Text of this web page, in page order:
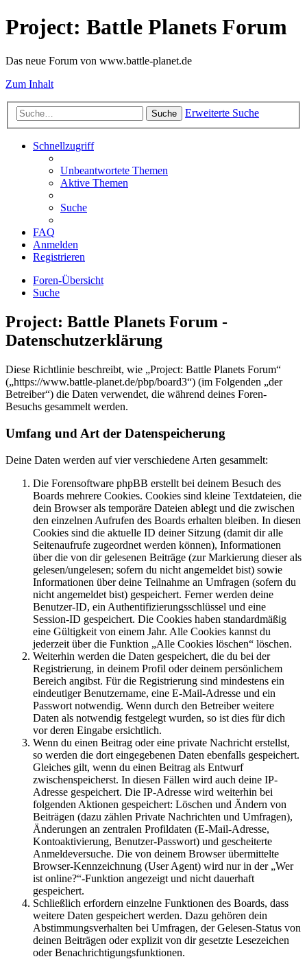
Project: Battle Planets Forum
Das neue Forum von www.battle-planet.de
Zum Inhalt
Suche Erweiterte Suche
Schnellzugriff
Unbeantwortete Themen
Aktive Themen
Suche
FAQ
Anmelden
Registrieren
Foren-Übersicht
Suche
Project: Battle Planets Forum -
Datenschutzerklärung
Diese Richtlinie beschreibt, wie „Project: Battle Planets Forum“
(„https://www.battle-planet.de/pbp/board3“) (im Folgenden „der
Betreiber“) die Daten verwendet, die während deines Foren-
Besuchs gesammelt werden.
Umfang und Art der Datenspeicherung
Deine Daten werden auf vier verschiedene Arten gesammelt:
Die Forensoftware phpBB erstellt bei deinem Besuch des
Boards mehrere Cookies. Cookies sind kleine Textdateien, die
dein Browser als temporäre Dateien ablegt und die zwischen
den einzelnen Aufrufen des Boards erhalten bleiben. In diesen
Cookies sind die aktuelle ID deiner Sitzung (damit dir alle
Seitenaufrufe zugeordnet werden können), Informationen
über die von dir gelesenen Beiträge (zur Markierung dieser als
gelesen/ungelesen; sofern du nicht angemeldet bist) sowie
Informationen über deine Teilnahme an Umfragen (sofern du
nicht angemeldet bist) gespeichert. Ferner werden deine
Benutzer-ID, ein Authentifizierungsschlüssel und eine
Session-ID gespeichert. Die Cookies haben standardmäßig
eine Gültigkeit von einem Jahr. Alle Cookies kannst du
jederzeit über die Funktion „Alle Cookies löschen“ löschen.
Weiterhin werden die Daten gespeichert, die du bei der
Registrierung, in deinem Profil oder deinem persönlichem
Bereich angibst. Für die Registrierung sind mindestens ein
eindeutiger Benutzername, eine E-Mail-Adresse und ein
Passwort notwendig. Wenn durch den Betreiber weitere
Daten als notwendig festgelegt wurden, so ist dies für dich
vor deren Eingabe ersichtlich.
Wenn du einen Beitrag oder eine private Nachricht erstellst,
so werden die dort eingegebenen Daten ebenfalls gespeichert.
Gleiches gilt, wenn du einen Beitrag als Entwurf
zwischenspeicherst. In diesen Fällen wird auch deine IP-
Adresse gespeichert. Die IP-Adresse wird weiterhin bei
folgenden Aktionen gespeichert: Löschen und Ändern von
Beiträgen (dazu zählen Private Nachrichten und Umfragen),
Änderungen an zentralen Profildaten (E-Mail-Adresse,
Kontoaktivierung, Benutzer-Passwort) und gescheiterte
Anmeldeversuche. Die von deinem Browser übermittelte
Browser-Kennzeichnung (User Agent) wird nur in der „Wer
ist online?“-Funktion angezeigt und nicht dauerhaft
gespeichert.
Schließlich erfordern einzelne Funktionen des Boards, dass
weitere Daten gespeichert werden. Dazu gehören dein
Abstimmungsverhalten bei Umfragen, der Gelesen-Status von
deinen Beiträgen oder explizit von dir gesetzte Lesezeichen
oder Benachrichtigungsfunktionen.